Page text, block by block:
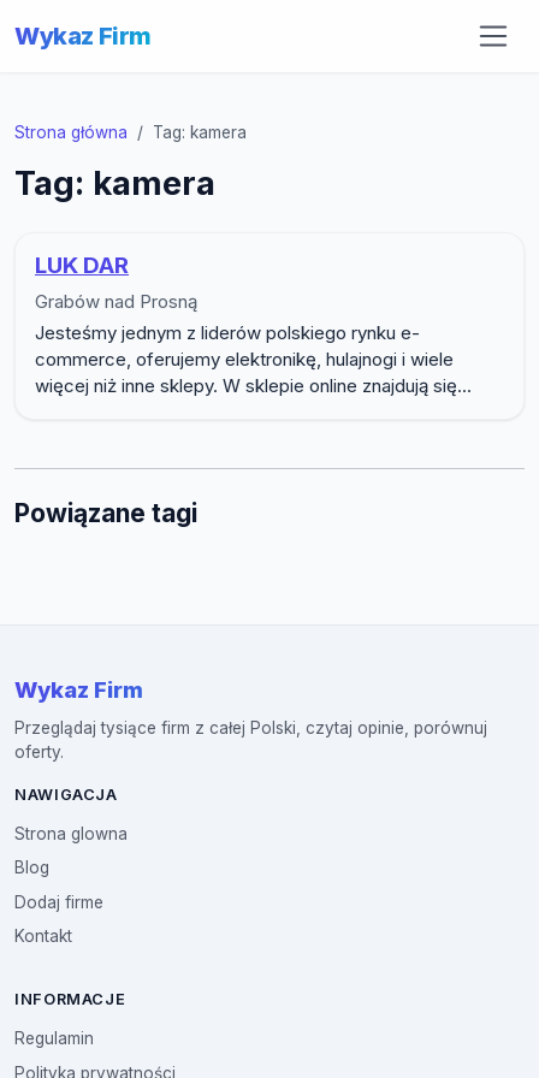
Wykaz Firm
Strona główna Tag: kamera
Tag: kamera
LUK DAR
Grabów nad Prosną
Jesteśmy jednym z liderów polskiego rynku e-
commerce, oferujemy elektronikę, hulajnogi i wiele
więcej niż inne sklepy. W sklepie online znajdują się...
Powiązane tagi
Wykaz Firm
Przeglądaj tysiące firm z całej Polski, czytaj opinie, porównuj
oferty.
NAWIGACJA
Strona glowna
Blog
Dodaj firme
Kontakt
INFORMACJE
Regulamin
Polityka prywatności